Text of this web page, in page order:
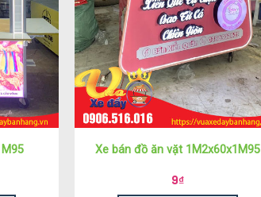
Xe bán đồ ăn vặt 1M2x60x1M95
9₫